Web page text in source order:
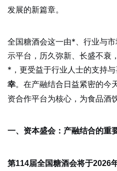
发展的新篇章。
全国糖酒会这一由*、行业与
示平台，历久弥新、长盛不衰
*，更受益于行业人士的支持
幸。在产融结合日益紧密的今
资合作平台为核心，为食品酒
一、资本盛会：产融结合的重
第114届全国糖酒会将于2026